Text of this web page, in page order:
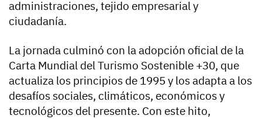
administraciones, tejido empresarial y
ciudadanía.
La jornada culminó con la adopción oficial de la
Carta Mundial del Turismo Sostenible +30, que
actualiza los principios de 1995 y los adapta a los
desafíos sociales, climáticos, económicos y
tecnológicos del presente. Con este hito,